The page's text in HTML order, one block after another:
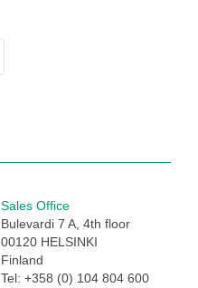
Sales Office
Bulevardi 7 A, 4th floor
00120 HELSINKI
Finland
Tel: +358 (0) 104 804 600